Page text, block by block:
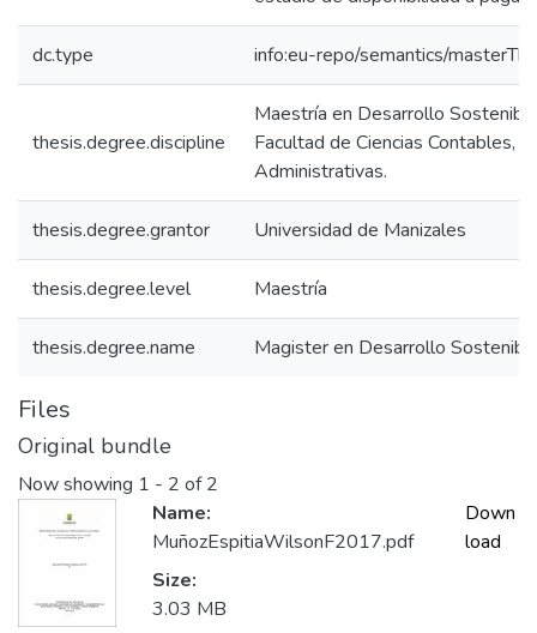
dc.type info:eu-repo/semantics/
thesis.degree.discipline
Maestría en Desarrollo
Facultad de Ciencias Contables,
Administrativas.
thesis.degree.grantor Universidad de Manizales
thesis.degree.level Maestría
thesis.degree.name Magister en Desarrollo
Files
Original bundle
Now showing 1 - 2 of 2
Name:
MuñozEspitiaWilsonF2017.pdf
Size:
3.03 MB
Down
load